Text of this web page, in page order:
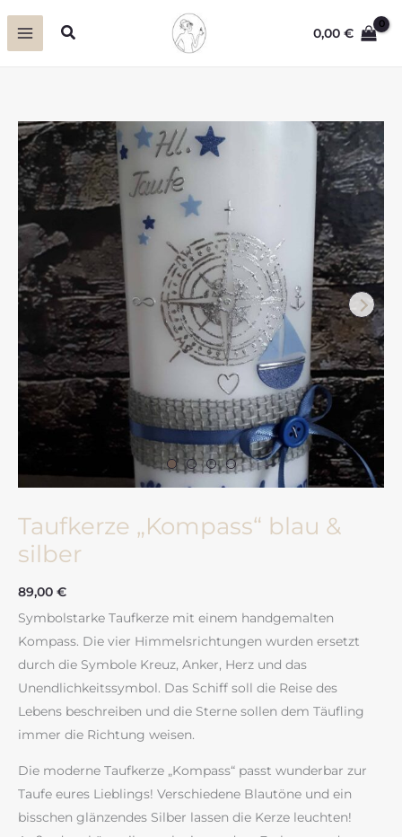
Inhalt
Suchen 0,00€
Taufkerze „Kompass“ blau &
silber
89,00 €
Symbolstarke Taufkerze mit einem handgemalten
Kompass. Die vier Himmelsrichtungen wurden ersetzt
durch die Symbole Kreuz, Anker, Herz und das
Unendlichkeitssymbol. Das Schiff soll die Reise des
Lebens beschreiben und die Sterne sollen dem Täufling
immer die Richtung weisen.
Die moderne Taufkerze „Kompass“ passt wunderbar zur
Taufe eures Lieblings! Verschiedene Blautöne und ein
bisschen glänzendes Silber lassen die Kerze leuchten!